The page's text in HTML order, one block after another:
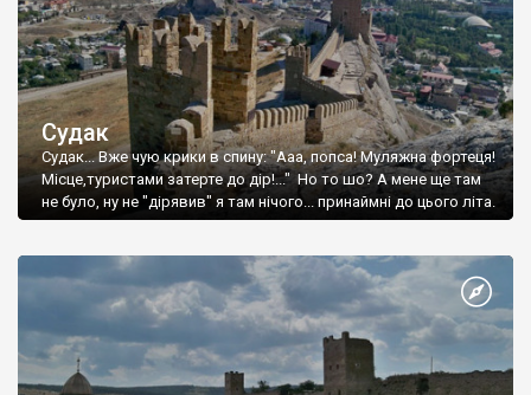
Судак
Судак... Вже чую крики в спину: "Ааа, попса! Муляжна фортеця!
Місце,туристами затерте до дір!..." Но то шо? А мене ще там
не було, ну не "дірявив" я там нічого... принаймні до цього літа.